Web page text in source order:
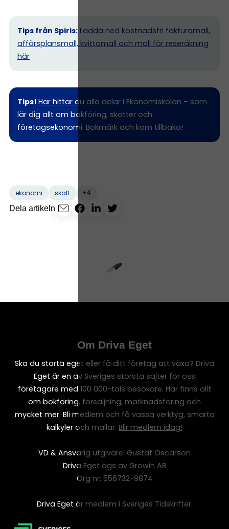
Tips från Spiris: Ladda ned kostnadsfri fakturamall,
affärsplansmall, kvittomall och mall för reseräkning
här
Tips! Här hittar du alla delar i Ekonomiskolan – som
lär dig allt om bokföring, skatter och
företagsekonomi. Bokmärk och kom tillbaka!
ekonomi skatt
+4
Dela artikeln
Om Driva Eget
Ska du starta eget eller få ditt företag att växa? Driva
Eget är en av Sveriges största sajter för oss
företagare med 100 000-tals besökare. Här finns allt
om bokföring, försäljning, marknadsföring och
mycket mer. Bli medlem och få vassa verktyg, smarta
kalkyler och mallar. Blir medlem idag!
VD & Ansvarig utgivare: Gustaf Oscarson
Driva Eget ägs av Growin AB
Org nr: 556732-9874
Driva Eget är medlem i Sveriges Tidskrifter.